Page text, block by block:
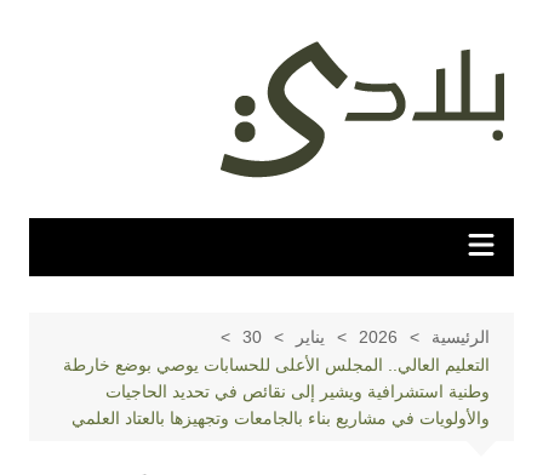
المحتوى
الرئيسية 2026 يناير
30
التعليم العالي.. المجلس الأعلى للحسابات يوصي بوضع خارطة
وطنية استشرافية ويشير إلى نقائص في تحديد الحاجيات
والأولويات في مشاريع بناء بالجامعات وتجهيزها بالعتاد العلمي